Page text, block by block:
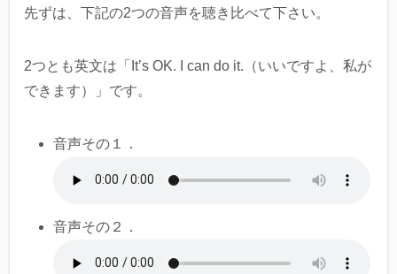
先ずは、下記の2つの音声を聴き比べて下さい。
2つとも英文は「It’s OK. I can do it.（いいですよ、私が
できます）」です。
音声その１．
音声その２．